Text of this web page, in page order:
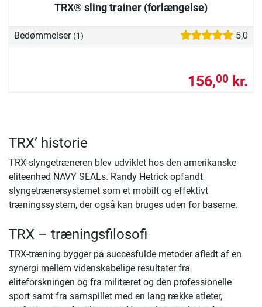
TRX® sling trainer (forlængelse)
Bedømmelser (1) 5,0
156,00 kr.
TRX’ historie
TRX-slyngetræneren blev udviklet hos den amerikanske
eliteenhed NAVY SEALs. Randy Hetrick opfandt
slyngetrænersystemet som et mobilt og effektivt
træningssystem, der også kan bruges uden for baserne.
TRX – træningsfilosofi
TRX-træning bygger på succesfulde metoder afledt af en
synergi mellem videnskabelige resultater fra
eliteforskningen og fra militæret og den professionelle
sport samt fra samspillet med en lang række atleter,